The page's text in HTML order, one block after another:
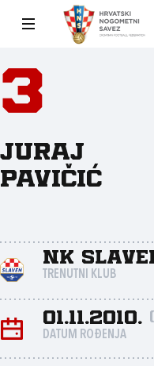
3
Juraj
Pavičić
NK
TRENUTNI KLUB
01.11.2010.
DATUM ROĐENJA